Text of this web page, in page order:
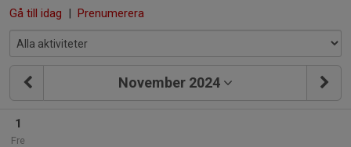
Gå till idag | Prenumerera
November 2024
1
Fre